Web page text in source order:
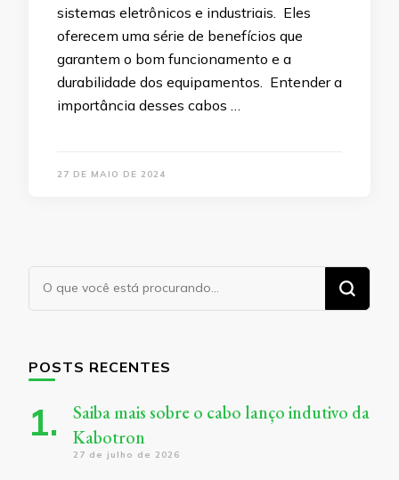
sistemas eletrônicos e industriais. Eles
oferecem uma série de benefícios que
garantem o bom funcionamento e a
durabilidade dos equipamentos. Entender a
importância desses cabos …
27 DE MAIO DE 2024
Procurando
algo?
POSTS RECENTES
Saiba mais sobre o cabo lanço indutivo da
Kabotron
27 de julho de 2026